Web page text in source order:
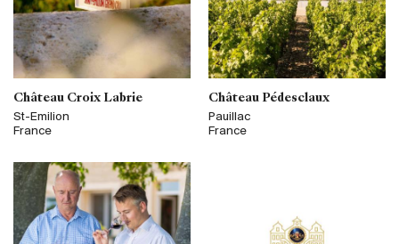
Château Croix Labrie
St-Emilion
France
Château Pédesclaux
Pauillac
France